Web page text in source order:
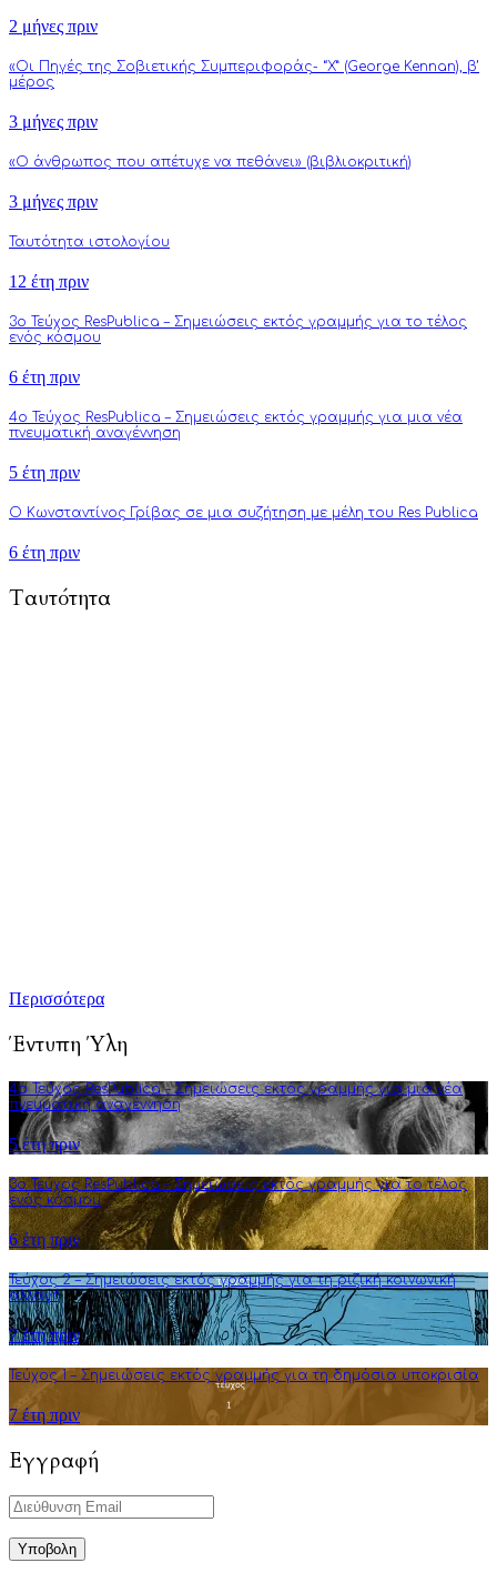
2 μήνες πριν
«Οι Πηγές της Σοβιετικής Συμπεριφοράς- “Χ” (George Kennan), β’
μέρος
3 μήνες πριν
«Ο άνθρωπος που απέτυχε να πεθάνει» (βιβλιοκριτική)
3 μήνες πριν
Ταυτότητα ιστολογίου
12 έτη πριν
3o Τεύχος ResPublica – Σημειώσεις εκτός γραμμής για το τέλος
ενός κόσμου
6 έτη πριν
4o Τεύχος ResPublica – Σημειώσεις εκτός γραμμής για μια νέα
πνευματική αναγέννηση
5 έτη πριν
Ο Κωνσταντίνος Γρίβας σε μια συζήτηση με μέλη του Res Publica
6 έτη πριν
Ταυτότητα
Περισσότερα
Έντυπη Ύλη
4o Τεύχος ResPublica – Σημειώσεις εκτός γραμμής για μια νέα
πνευματική αναγέννηση
5 έτη πριν
3o Τεύχος ResPublica – Σημειώσεις εκτός γραμμής για το τέλος
ενός κόσμου
6 έτη πριν
Τεύχος 2 – Σημειώσεις εκτός γραμμής για τη ριζική κοινωνική
αλλαγή
7 έτη πριν
Τεύχος 1 – Σημειώσεις εκτός γραμμής για τη δημόσια υποκρισία
7 έτη πριν
Εγγραφή